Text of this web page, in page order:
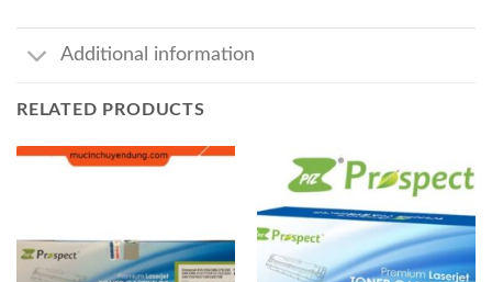
Additional information
RELATED PRODUCTS